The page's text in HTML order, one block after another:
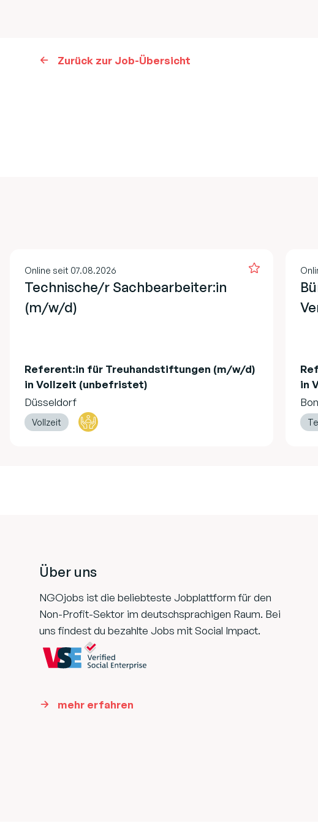
Zurück zur Job-Übersicht
Online seit 07.08.2026
Technische/r Sachbearbeiter:in
(m/w/d)
Referent:in für Treuhandstiftungen (m/w/d)
in Vollzeit (unbefristet)
Düsseldorf
Vollzeit
in
Über uns
NGOjobs ist die beliebteste Jobplattform für den
Non-Profit-Sektor im deutschsprachigen Raum. Bei
uns findest du bezahlte Jobs mit Social Impact.
mehr erfahren